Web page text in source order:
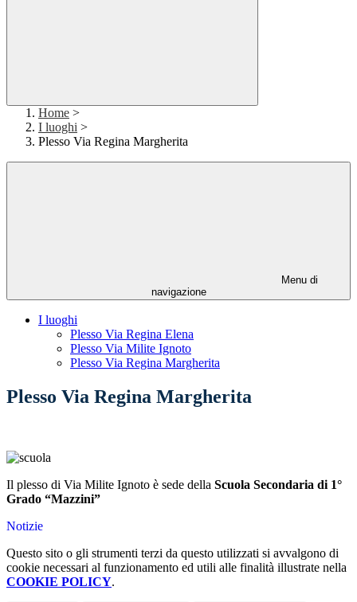
Home >
I luoghi >
Plesso Via Regina Margherita
Menu di
navigazione
I luoghi
Plesso Via Regina Elena
Plesso Via Milite Ignoto
Plesso Via Regina Margherita
Plesso Via Regina Margherita
Il plesso di Via Milite Ignoto è sede della Scuola Secondaria di 1°
Grado “Mazzini”
Notizie
Questo sito o gli strumenti terzi da questo utilizzati si avvalgono di
cookie necessari al funzionamento ed utili alle finalità illustrate nella
COOKIE POLICY.